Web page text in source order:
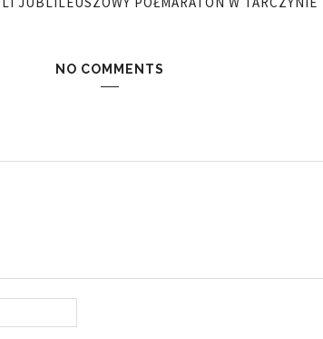
NO COMMENTS